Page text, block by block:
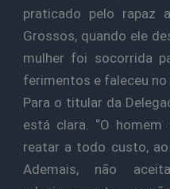
praticado pelo rapaz
Grossos, quando ele
mulher foi socorrida
ferimentos e faleceu no
Para o titular da
está clara. “O
reatar a todo custo,
Ademais, não